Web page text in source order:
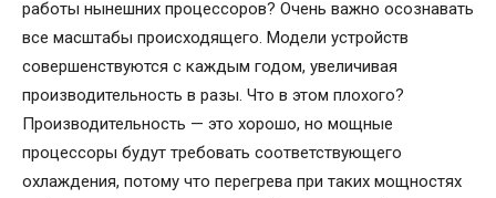
работы нынешних процессоров? Очень важно осознавать
все масштабы происходящего. Модели устройств
совершенствуются с каждым годом, увеличивая
производительность в разы. Что в этом плохого?
Производительность — это хорошо, но мощные
процессоры будут требовать соответствующего
охлаждения, потому что перегрева при таких мощностях